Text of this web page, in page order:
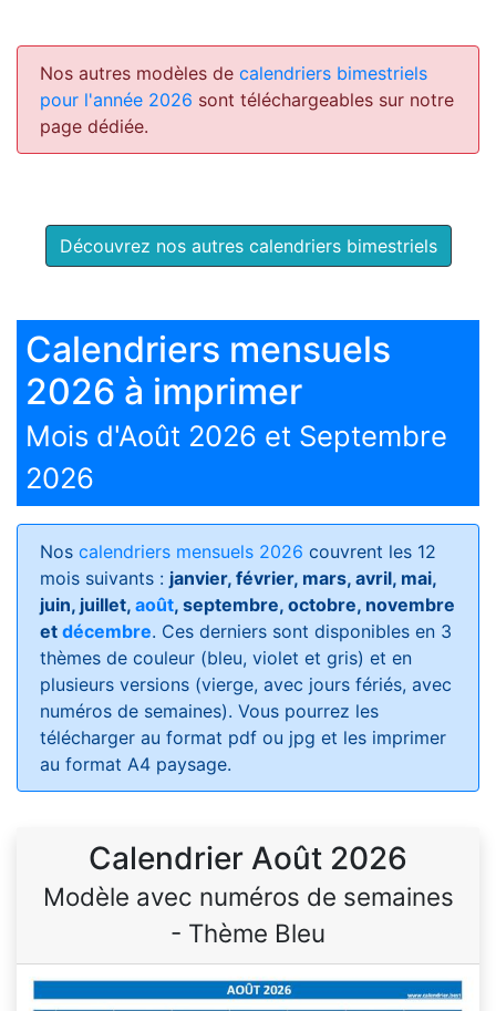
Nos autres modèles de calendriers bimestriels
pour l'année 2026 sont téléchargeables sur notre
page dédiée.
Découvrez nos autres calendriers bimestriels
Calendriers mensuels
2026 à imprimer
Mois d'Août 2026 et Septembre
2026
Nos calendriers mensuels 2026 couvrent les 12
mois suivants : janvier, février, mars, avril, mai,
juin, juillet, août, septembre, octobre, novembre
et décembre. Ces derniers sont disponibles en 3
thèmes de couleur (bleu, violet et gris) et en
plusieurs versions (vierge, avec jours fériés, avec
numéros de semaines). Vous pourrez les
télécharger au format pdf ou jpg et les imprimer
au format A4 paysage.
Calendrier Août 2026
Modèle avec numéros de semaines
- Thème Bleu